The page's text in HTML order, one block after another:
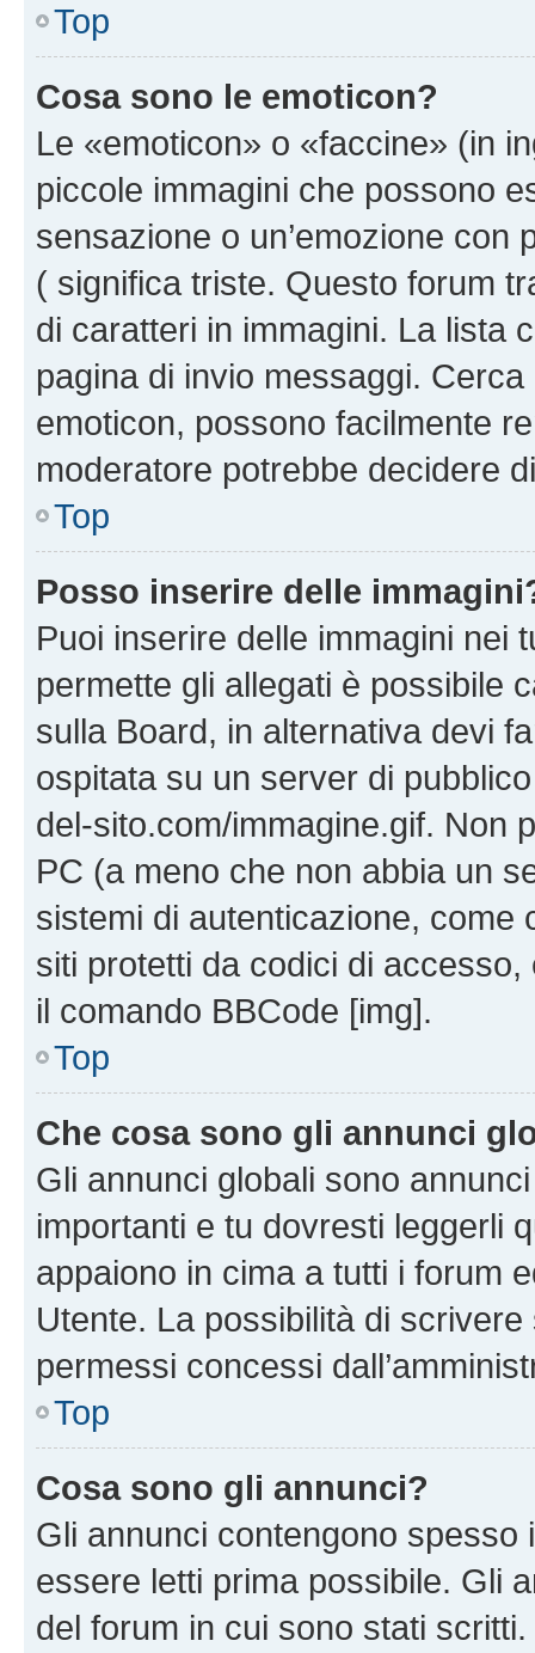
Top
Cosa sono le emoticon?
Le «emoticon» o «faccine» (in
piccole immagini che possono
sensazione o un’emozione
( significa triste. Questo forum
di caratteri in immagini. La lista
pagina di invio messaggi.
emoticon, possono facilmente
moderatore potrebbe decidere
Top
Posso inserire delle
Puoi inserire delle immagini nei
permette gli allegati è possibile
sulla Board, in alternativa devi
ospitata su un server di
del-sito.com/immagine.gif. Non
PC (a meno che non abbia un
sistemi di autenticazione, come
siti protetti da codici di
il comando BBCode [img].
Top
Che cosa sono gli annunci
Gli annunci globali sono
importanti e tu dovresti leggerli
appaiono in cima a tutti i forum
Utente. La possibilità di
permessi concessi
Top
Cosa sono gli annunci?
Gli annunci contengono
essere letti prima possibile. Gli
del forum in cui sono stati